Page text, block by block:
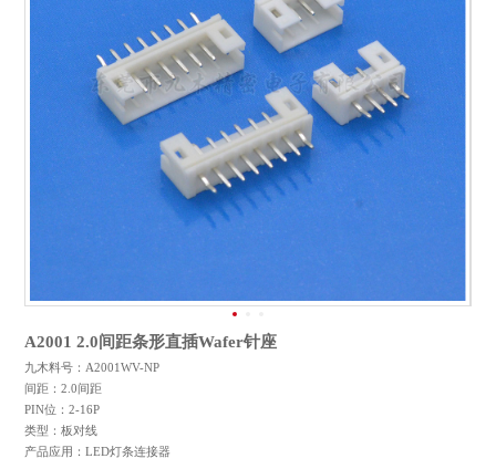
A2001 2.0间距条形直插Wafer针座
九木料号：A2001WV-NP
间距：2.0间距
PIN位：2-16P
类型：板对线
产品应用：LED灯条连接器